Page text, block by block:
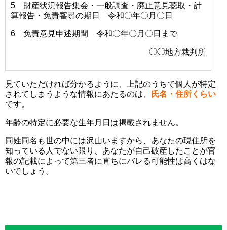
5 財産状況報告集会・一般調査・廃止意見聴取・計
算報告・免責審尋の期日 令和〇年〇月〇日
6 免責意見申述期間 令和〇年〇月〇日まで
◯◯地方裁判所
見ていただければ分かるように、上記のうちで個人が特定
されてしまうような情報にあたるのは、
氏名・住所くらい
です。
年齢の特定に必要な生年月日は掲載されません。
同姓同名も世の中には沢山いますから、あなたの現住所を
知っている人でない限り、あなたが自己破産したことが官
報の記載によって第三者に直ちにバレる可能性は高くはな
いでしょう。